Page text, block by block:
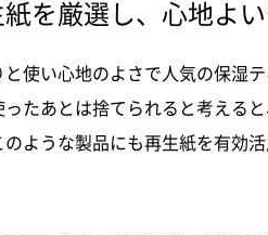
を厳選し、心地よい
使い心地のよさで人気の保湿
ったあとは捨てられると考える
のような製品にも再生紙を有効